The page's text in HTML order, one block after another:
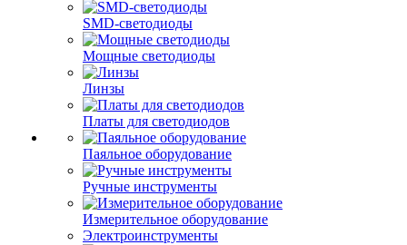
SMD-светодиоды
Мощные светодиоды
Линзы
Платы для светодиодов
Паяльное оборудование
Ручные инструменты
Измерительное оборудование
Электроинструменты